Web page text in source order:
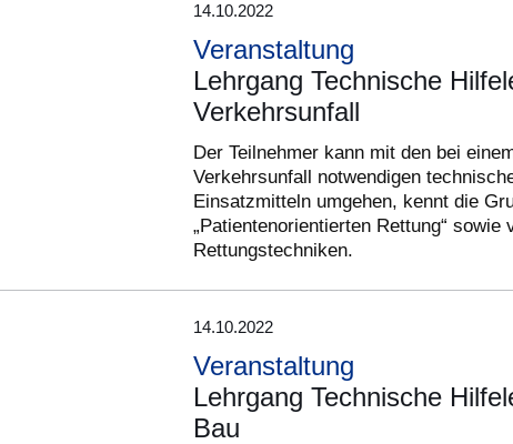
14.10.2022
Veranstaltung
Lehrgang Technische
Verkehrsunfall
Der Teilnehmer kann mit den bei
Verkehrsunfall notwendigen
Einsatzmitteln umgehen, kennt die
„Patientenorientierten Rettung“ sowie
Rettungstechniken.
14.10.2022
Veranstaltung
Lehrgang Technische
Bau